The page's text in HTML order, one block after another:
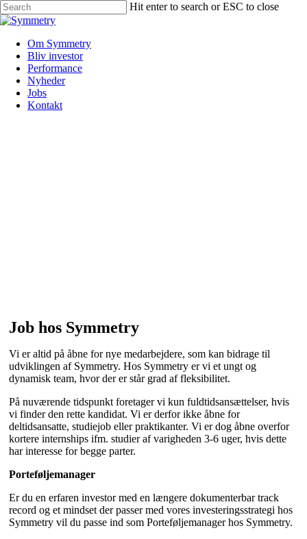
Skip
to
main
content
Hit enter to search or ESC to close
Close
Menu
Om Symmetry
Bliv investor
Performance
Nyheder
Jobs
Kontakt
Job hos Symmetry
Vi er altid på åbne for nye medarbejdere, som kan bidrage til
udviklingen af Symmetry. Hos Symmetry er vi et ungt og
dynamisk team, hvor der er står grad af fleksibilitet.
På nuværende tidspunkt foretager vi kun fuldtidsansættelser, hvis
vi finder den rette kandidat. Vi er derfor ikke åbne for
deltidsansatte, studiejob eller praktikanter. Vi er dog åbne overfor
kortere internships ifm. studier af varigheden 3-6 uger, hvis dette
har interesse for begge parter.
Porteføljemanager
Er du en erfaren investor med en længere dokumenterbar track
record og et mindset der passer med vores investeringsstrategi hos
Symmetry vil du passe ind som Porteføljemanager hos Symmetry.